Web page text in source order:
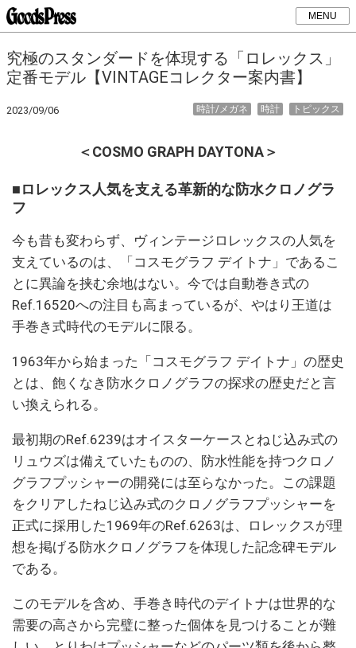
MENU
究極のスタンダードを体現する「ロレックス」
定番モデル【VINTAGEコレクター案内書】
2023/09/06 トピックス
時計
時計/メガネ
＜COSMO GRAPH DAYTONA＞
■ロレックス人気を支える革新的な防水クロノグラ
フ
今も昔も変わらず、ヴィンテージロレックスの人気を
支えているのは、「コスモグラフ‌ デイトナ」であるこ
とに異論を挟む余地はない。今では自動巻き式の
Ref.16520への注目も高まっているが、やはり王道は
手巻き式時代のモデルに限る。
1963年から始まった「コスモグラフ‌ デイトナ」の歴史
とは、飽くなき防水クロノグラフの探求の歴史だと言
い換えられる。
最初期のRef.6239はオイスターケースとねじ込み式の
リュウズは備えていたものの、防水性能を持つクロノ
グラフプッシャーの開発には至らなかった。この課題
をクリアしたねじ込み式のクロノグラフプッシャーを
正式に採用した1969年のRef.6263は、ロレックスが理
想を掲げる防水クロノグラフを体現した記念碑モデル
である。
このモデルを含め、手巻き時代のデイトナは世界的な
需要の高さから完璧に整った個体を見つけることが難